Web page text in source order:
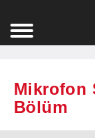
Mikrofon
Bölüm